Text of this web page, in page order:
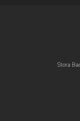
Stora